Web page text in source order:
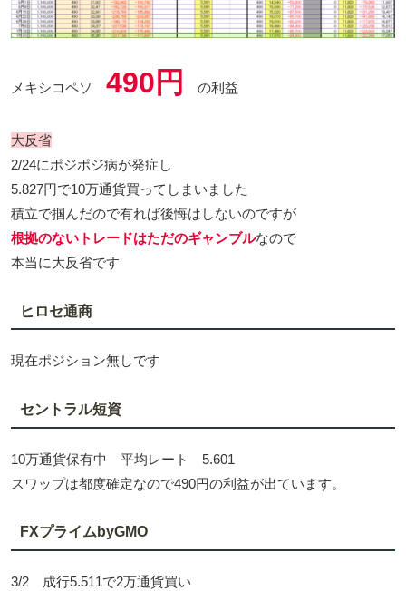
メキシコペソ 490円 の利益
大反省
2/24にポジポジ病が発症し
5.827円で10万通貨買ってしまいました
積立で掴んだので有れば後悔はしないのですが
根拠のないトレードはただのギャンブルなので
本当に大反省です
ヒロセ通商
現在ポジション無しです
セントラル短資
10万通貨保有中 平均レート 5.601
スワップは都度確定なので490円の利益が出ています。
FXプライムbyGMO
3/2 成行5.511で2万通貨買い